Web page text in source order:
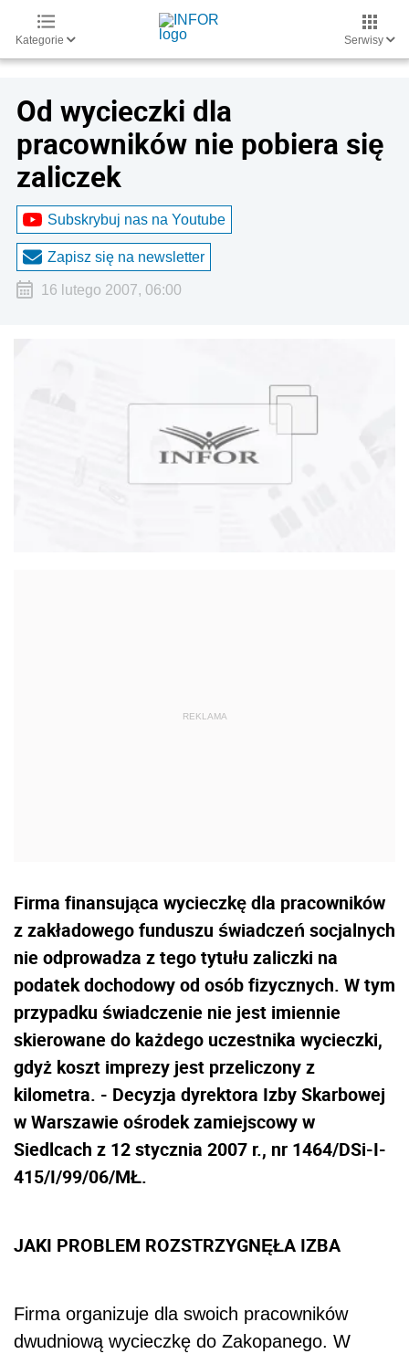
Kategorie Serwisy
Od wycieczki dla
pracowników nie pobiera się
zaliczek
Subskrybuj nas na Youtube
Zapisz się na newsletter
16 lutego 2007, 06:00
Firma finansująca wycieczkę dla pracowników
z zakładowego funduszu świadczeń socjalnych
nie odprowadza z tego tytułu zaliczki na
podatek dochodowy od osób fizycznych. W tym
przypadku świadczenie nie jest imiennie
skierowane do każdego uczestnika wycieczki,
gdyż koszt imprezy jest przeliczony z
kilometra. - Decyzja dyrektora Izby Skarbowej
w Warszawie ośrodek zamiejscowy w
Siedlcach z 12 stycznia 2007 r., nr 1464/DSi-I-
415/I/99/06/MŁ.
JAKI PROBLEM ROZSTRZYGNĘŁA IZBA
Firma organizuje dla swoich pracowników
dwudniową wycieczkę do Zakopanego. W